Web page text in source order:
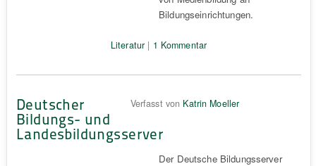
Bildungseinrichtungen.
Literatur | 1 Kommentar
Deutscher
Bildungs- und
Landesbildungsserver
Verfasst von Katrin Moeller
Der Deutsche Bildungsserver